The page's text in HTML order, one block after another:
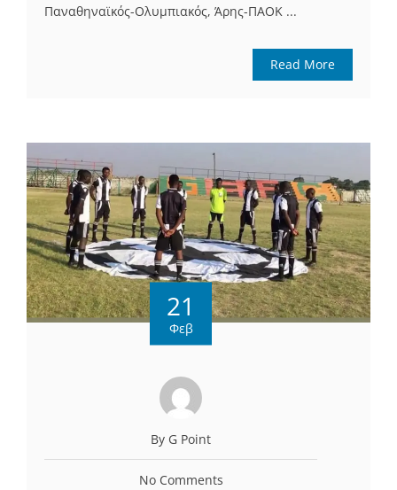
Παναθηναϊκός-Ολυμπιακός, Άρης-ΠΑΟΚ ...
Read More
21
Φεβ
By G Point
No Comments